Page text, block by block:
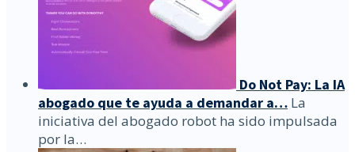
Do Not Pay: La IA
abogado que te ayuda a demandar a… La
iniciativa del abogado robot ha sido impulsada
por la…